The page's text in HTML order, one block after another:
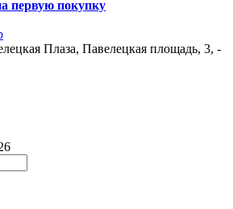
первую покупку
Плаза, Павелецкая площадь, 3, -